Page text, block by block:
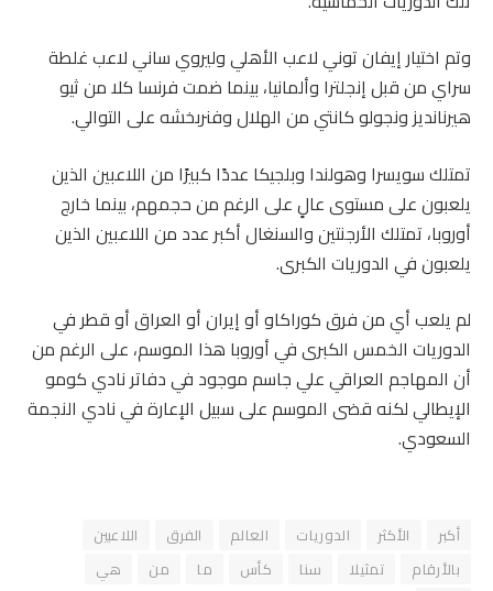
وتم اختيار إيفان توني لاعب الأهلي وليروي ساني لاعب غلطة
سراي من قبل إنجلترا وألمانيا، بينما ضمت فرنسا كلا من ثيو
هيرنانديز ونجولو كانتي من الهلال وفنربخشه على التوالي.
تمتلك سويسرا وهولندا وبلجيكا عددًا كبيرًا من اللاعبين الذين
يلعبون على مستوى عالٍ على الرغم من حجمهم، بينما خارج
أوروبا، تمتلك الأرجنتين والسنغال أكبر عدد من اللاعبين الذين
يلعبون في الدوريات الكبرى.
لم يلعب أي من فرق كوراكاو أو إيران أو العراق أو قطر في
الدوريات الخمس الكبرى في أوروبا هذا الموسم، على الرغم من
أن المهاجم العراقي علي جاسم موجود في دفاتر نادي كومو
الإيطالي لكنه قضى الموسم على سبيل الإعارة في نادي النجمة
السعودي.
أكبر الأكثر الدوريات العالم الفرق
اللاعبين
بالأرقام
تمثيلا سنا كأس ما من
هي